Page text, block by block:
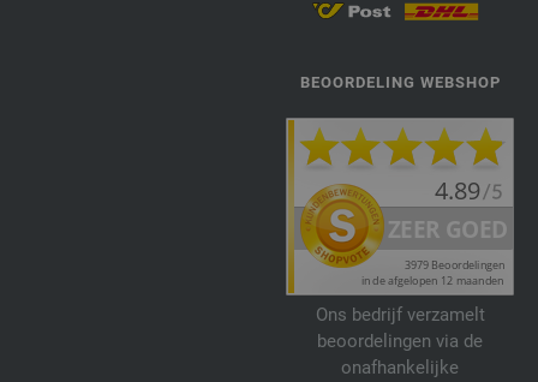
BEOORDELING WEBSHOP
Ons bedrijf verzamelt
beoordelingen via de
onafhankelijke